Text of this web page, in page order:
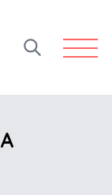
Open